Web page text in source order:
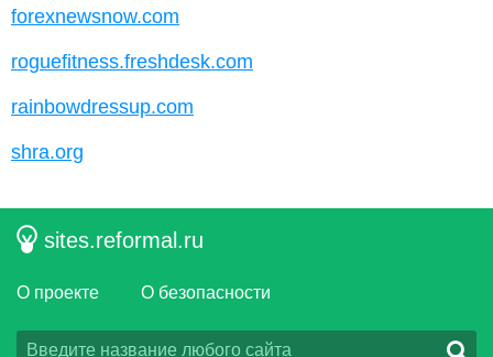
forexnewsnow.com
roguefitness.freshdesk.com
rainbowdressup.com
shra.org
sites.reformal.ru
О проекте О безопасности